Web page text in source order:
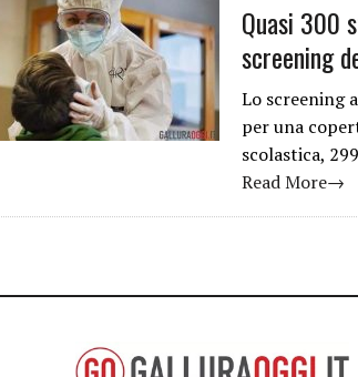
Quasi 300
screening
Lo screening
per una
scolastica,
Read More→